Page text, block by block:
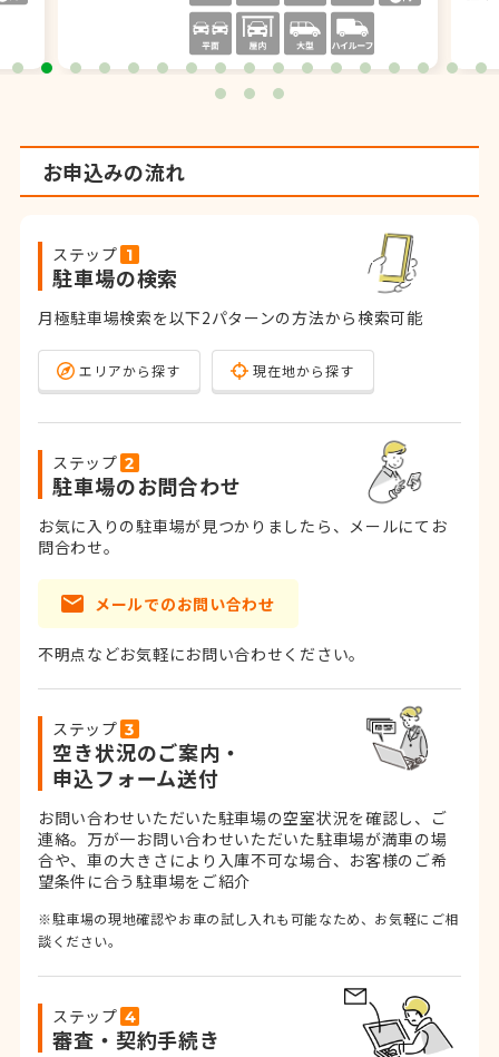
お申込みの流れ
ステップ
駐車場の検索
月極駐車場検索を以下2パターンの方法から検索可能
エリアから探す 現在地から探す
ステップ
駐車場のお問合わせ
お気に入りの駐車場が見つかりましたら、メールにてお
問合わせ。
メールでのお問い合わせ
不明点などお気軽にお問い合わせください。
ステップ
空き状況のご案内・
申込フォーム送付
お問い合わせいただいた駐車場の空室状況を確認し、ご
連絡。 万が一お問い合わせいただいた駐車場が満車の場
合や、車の大きさにより入庫不可な場合、お客様のご希
望条件に合う駐車場をご紹介
※駐車場の現地確認やお車の試し入れも可能なため、お気軽にご相
談ください。
ステップ
審査・契約手続き